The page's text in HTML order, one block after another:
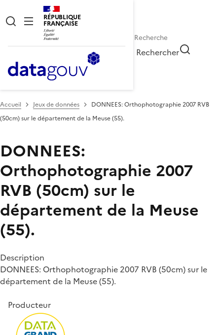
RÉPUBLIQUE
FRANÇAISE
Rechercher
Accueil Jeux de données
DONNEES: Orthophotographie 2007 RVB
(50cm) sur le département de la Meuse (55).
DONNEES:
Orthophotographie 2007
RVB (50cm) sur le
département de la Meuse
(55).
Description
DONNEES: Orthophotographie 2007 RVB (50cm) sur le
département de la Meuse (55).
Producteur